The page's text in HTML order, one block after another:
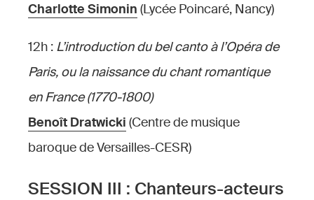
Charlotte Simonin (Lycée Poincaré, Nancy)
12h : L’introduction du bel canto à l’Opéra de
Paris, ou la naissance du chant romantique
en France (1770-1800)
Benoît Dratwicki (Centre de musique
baroque de Versailles-CESR)
SESSION III : Chanteurs-acteurs